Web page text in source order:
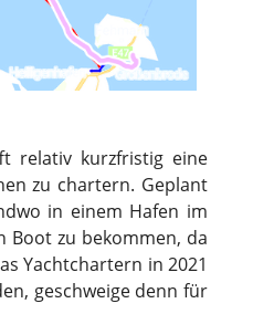
relativ kurzfristig eine
zu chartern. Geplant
in einem Hafen im
Boot zu bekommen, da
Yachtchartern in 2021
geschweige denn für